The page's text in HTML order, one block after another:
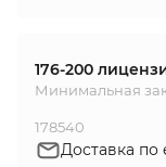
176-200
Минимальная
178540
Доставка по